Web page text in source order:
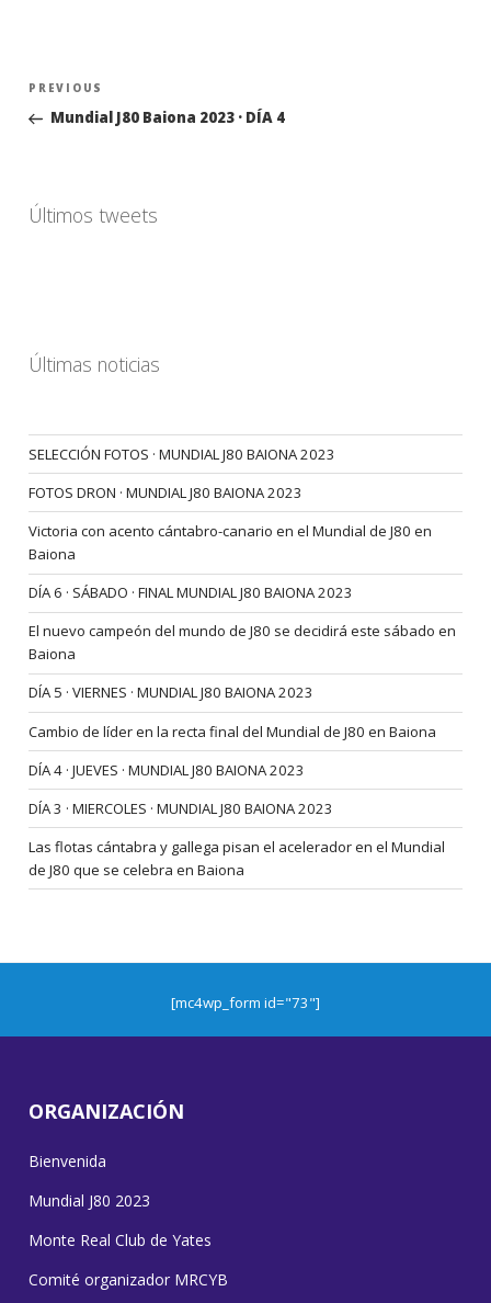
Navegación
entradas
Previous
Post
PREVIOUS
Mundial J80 Baiona 2023 · DÍA 4
Últimos tweets
Últimas noticias
SELECCIÓN FOTOS · MUNDIAL J80 BAIONA 2023
FOTOS DRON · MUNDIAL J80 BAIONA 2023
Victoria con acento cántabro-canario en el Mundial de J80 en
Baiona
DÍA 6 · SÁBADO · FINAL MUNDIAL J80 BAIONA 2023
El nuevo campeón del mundo de J80 se decidirá este sábado en
Baiona
DÍA 5 · VIERNES · MUNDIAL J80 BAIONA 2023
Cambio de líder en la recta final del Mundial de J80 en Baiona
DÍA 4 · JUEVES · MUNDIAL J80 BAIONA 2023
DÍA 3 · MIERCOLES · MUNDIAL J80 BAIONA 2023
Las flotas cántabra y gallega pisan el acelerador en el Mundial
de J80 que se celebra en Baiona
[mc4wp_form id="73"]
ORGANIZACIÓN
Bienvenida
Mundial J80 2023
Monte Real Club de Yates
Comité organizador MRCYB